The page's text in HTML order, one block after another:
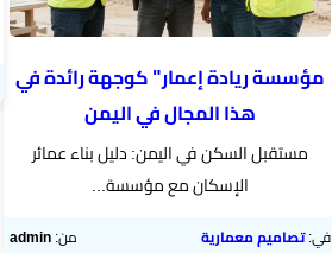
مؤسسة ريادة إعمار" كوجهة رائدة في
هذا المجال في اليمن
مستقبل السكن في اليمن: دليل بناء عمائر
الإسكان مع مؤسسة...
في:تصاميم معمارية من:admin